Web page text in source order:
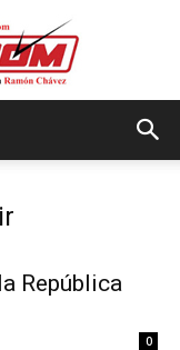
República
0